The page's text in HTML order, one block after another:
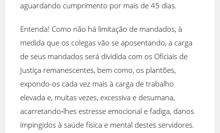
aguardando cumprimento por mais de 45 dias.
Entenda! Como não há limitação de mandados, à
medida que os colegas vão se aposentando, a carga
de seus mandados será dividida com os Oficiais de
Justiça remanescentes, bem como, os plantões,
expondo-os cada vez mais à carga de trabalho
elevada e, muitas vezes, excessiva e desumana,
acarretando‐lhes estresse emocional e fadiga, danos
impingidos à saúde física e mental destes servidores.